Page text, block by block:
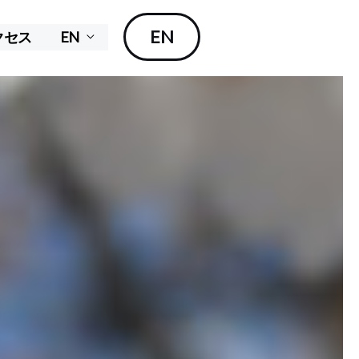
セス EN EN